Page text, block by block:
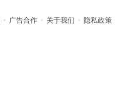
广告合作 关于我们 隐私政策